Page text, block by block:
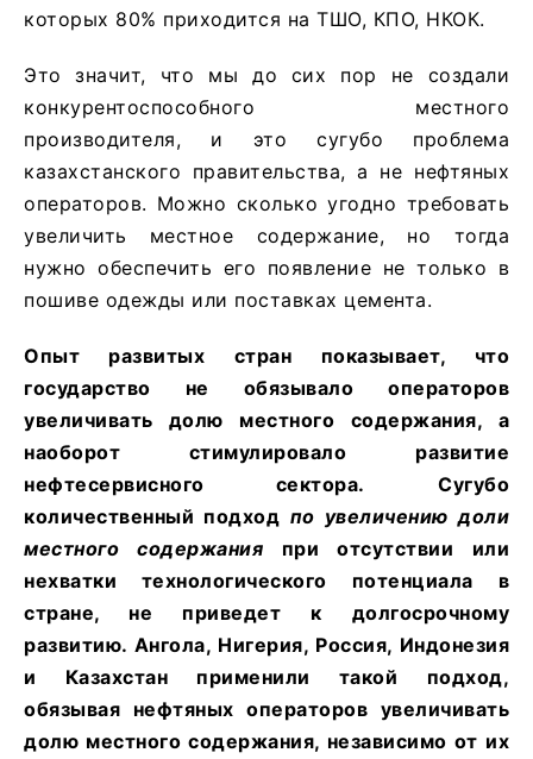
которых 80% приходится на ТШО, КПО, НКОК.
Это значит, что мы до сих пор не создали
конкурентоспособного местного
производителя, и это сугубо проблема
казахстанского правительства, а не нефтяных
операторов. Можно сколько угодно требовать
увеличить местное содержание, но тогда
нужно обеспечить его появление не только в
пошиве одежды или поставках цемента.
Опыт развитых стран показывает, что
государство не обязывало операторов
увеличивать долю местного содержания, а
наоборот стимулировало развитие
нефтесервисного сектора.
Сугубо
количественный подход по увеличению доли
местного содержания при отсутствии или
нехватки технологического потенциала в
стране, не приведет к долгосрочному
развитию. Ангола, Нигерия, Россия, Индонезия
и Казахстан применили такой подход,
обязывая нефтяных операторов увеличивать
долю местного содержания, независимо от их